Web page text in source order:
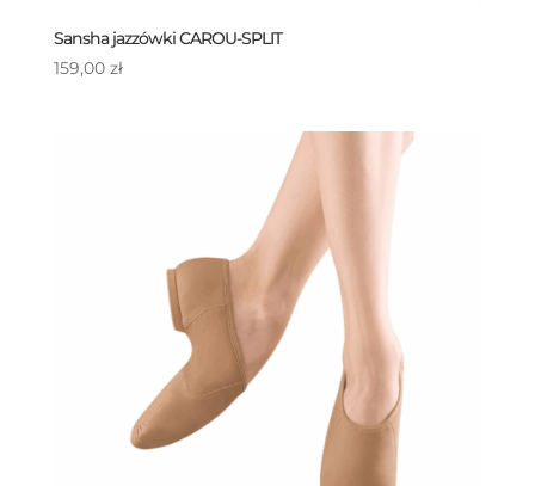
Sansha jazzówki CAROU-SPLIT
159,00 zł